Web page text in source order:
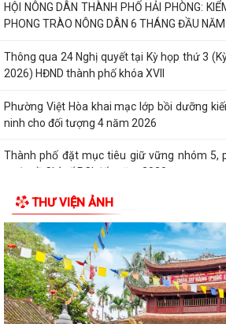
HỘI NÔNG DÂN THÀNH PHỐ HẢI PHÒNG:
PHONG TRÀO NÔNG DÂN 6 THÁNG ĐẦU
Thông qua 24 Nghị quyết tại Kỳ họp thứ 3
2026) HĐND thành phố khóa XVII
Phường Việt Hòa khai mạc lớp bồi dưỡng
ninh cho đối tượng 4 năm 2026
Thành phố đặt mục tiêu giữ vững nhóm 5,
nước về Chỉ số PCI đến năm 2030
Bảo đảm thực hiện chính sách bảo hiểm y tế
năm học 2026-2027
Công đoàn phường Việt Hòa tổ chức tập
ký kết thỏa ước lao động tập thể
THƯ KHEN CỦA UBND PHƯỜNG GỬI
PHƯỜNG
THƯ VIỆN ẢNH